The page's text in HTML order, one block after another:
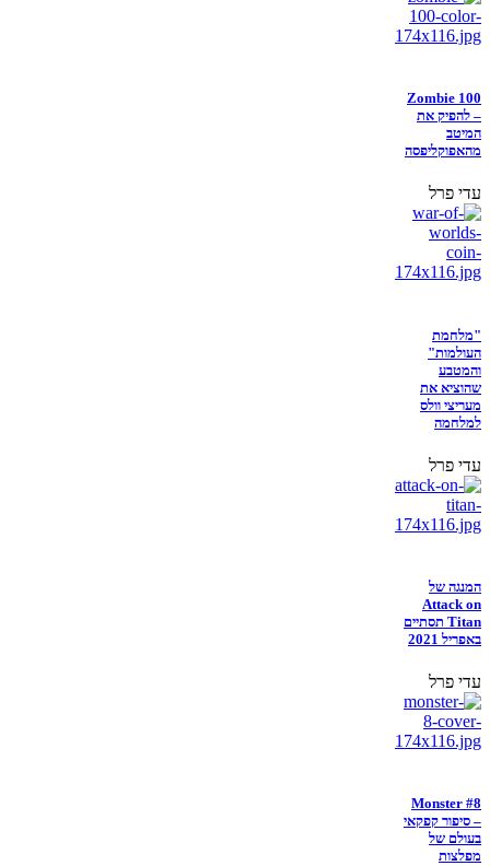
Zombie 100
– להפיק את
המיטב
מהאפוקליפסה
עדי פרל
"מלחמת
העולמות"
והמטבע
שהוציא את
מעריצי וולס
למלחמה
עדי פרל
המנגה של
Attack on
Titan תסתיים
באפריל 2021
עדי פרל
Monster #8
– סיפור קפקאי
בעולם של
מפלצות